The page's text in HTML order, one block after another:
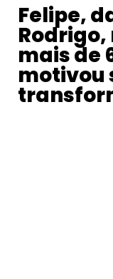
Felipe,
mais de
motivou